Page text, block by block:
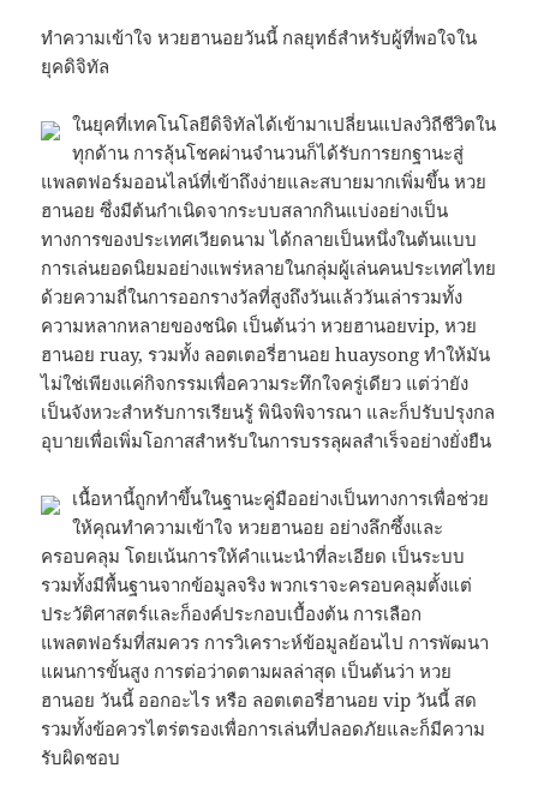
ทำความเข้าใจ หวยฮานอยวันนี้ กลยุทธ์สำหรับผู้ที่พอใจใน
ยุคดิจิทัล
ในยุคที่เทคโนโลยีดิจิทัลได้เข้ามาเปลี่ยนแปลงวิถีชีวิตใน
ทุกด้าน การลุ้นโชคผ่านจำนวนก็ได้รับการยกฐานะสู่
แพลตฟอร์มออนไลน์ที่เข้าถึงง่ายและสบายมากเพิ่มขึ้น หวย
ฮานอย ซึ่งมีต้นกำเนิดจากระบบสลากกินแบ่งอย่างเป็น
ทางการของประเทศเวียดนาม ได้กลายเป็นหนึ่งในต้นแบบ
การเล่นยอดนิยมอย่างแพร่หลายในกลุ่มผู้เล่นคนประเทศไทย
ด้วยความถี่ในการออกรางวัลที่สูงถึงวันแล้ววันเล่ารวมทั้ง
ความหลากหลายของชนิด เป็นต้นว่า หวยฮานอยvip, หวย
ฮานอย ruay, รวมทั้ง ลอตเตอรี่ฮานอย huaysong ทำให้มัน
ไม่ใช่เพียงแค่กิจกรรมเพื่อความระทึกใจครู่เดียว แต่ว่ายัง
เป็นจังหวะสำหรับการเรียนรู้ พินิจพิจารณา และก็ปรับปรุงกล
อุบายเพื่อเพิ่มโอกาสสำหรับในการบรรลุผลสำเร็จอย่างยั่งยืน
เนื้อหานี้ถูกทำขึ้นในฐานะคู่มืออย่างเป็นทางการเพื่อช่วย
ให้คุณทำความเข้าใจ หวยฮานอย อย่างลึกซึ้งและ
ครอบคลุม โดยเน้นการให้คำแนะนำที่ละเอียด เป็นระบบ
รวมทั้งมีพื้นฐานจากข้อมูลจริง พวกเราจะครอบคลุมตั้งแต่
ประวัติศาสตร์และก็องค์ประกอบเบื้องต้น การเลือก
แพลตฟอร์มที่สมควร การวิเคราะห์ข้อมูลย้อนไป การพัฒนา
แผนการขั้นสูง การต่อว่าดตามผลล่าสุด เป็นต้นว่า หวย
ฮานอย วันนี้ ออกอะไร หรือ ลอตเตอรี่ฮานอย vip วันนี้ สด
รวมทั้งข้อควรไตร่ตรองเพื่อการเล่นที่ปลอดภัยและก็มีความ
รับผิดชอบ